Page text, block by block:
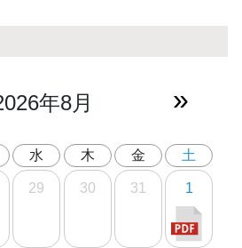
年8月 »
水 木 金 土
29 30 31 1